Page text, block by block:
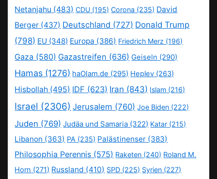
Netanjahu (483) CDU (195) Corona (235) David
Berger (437) Deutschland (727) Donald Trump
(798) EU (348) Europa (386) Friedrich Merz (196)
Gaza (580) Gazastreifen (636) Geiseln (290)
Hamas (1276) haOlam.de (295) Heplev (263)
Hisbollah (495) IDF (623) Iran (843) Islam (216)
Israel (2306) Jerusalem (760) Joe Biden (222)
Juden (769) Judäa und Samaria (322) Katar (215)
Libanon (363) PA (235) Palästinenser (383)
Philosophia Perennis (575) Raketen (240) Roland M.
Horn (271) Russland (410) SPD (225) Syrien (227)